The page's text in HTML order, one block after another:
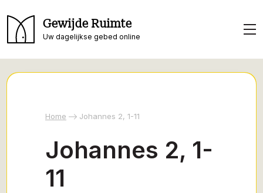
Gewijde Ruimte
Uw dagelijkse gebed online
Home Johannes 2, 1-11
Johannes 2, 1-
11